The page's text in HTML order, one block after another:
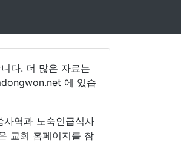
다. 더 많은 자료는
에 있습
사역과 노숙인급식사
교회 홈페이지를 참